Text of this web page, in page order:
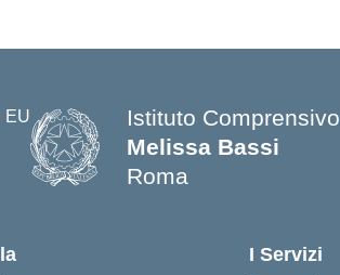
Istituto Comprensivo
Melissa Bassi
Roma
I Servizi